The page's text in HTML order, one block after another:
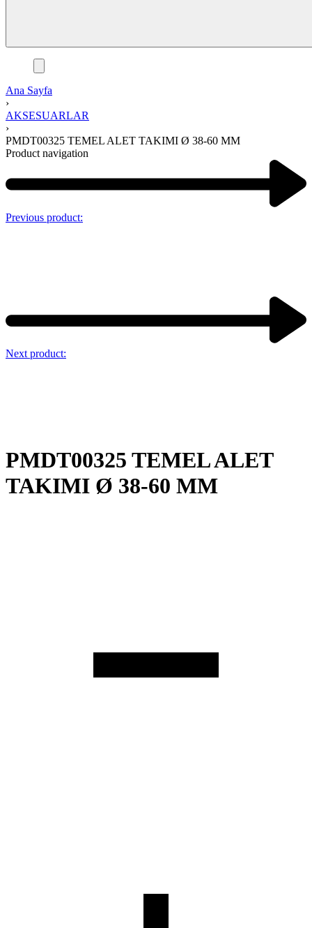
Ana Sayfa
›
AKSESUARLAR
›
PMDT00325 TEMEL ALET TAKIMI Ø 38-60 MM
Product navigation
Previous product:
Next product:
PMDT00325 TEMEL ALET
TAKIMI Ø 38-60 MM